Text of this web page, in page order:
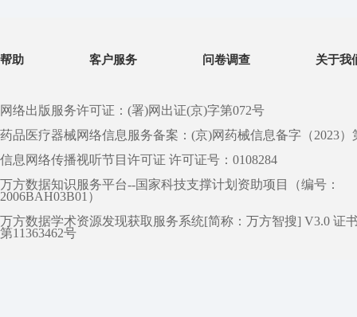
帮助 客户服务 问卷调查 关于我
网络出版服务许可证：(署)网出证(京)字第072号
药品医疗器械网络信息服务备案：(京)网药械信息备字（2023）
信息网络传播视听节目许可证 许可证号：0108284
万方数据知识服务平台--国家科技支撑计划资助项目（编号：
2006BAH03B01）
万方数据学术资源发现获取服务系统[简称：万方智搜] V3.0 证
第11363462号